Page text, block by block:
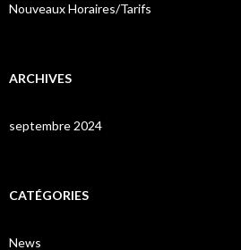
Nouveaux Horaires/Tarifs
ARCHIVES
septembre 2024
CATÉGORIES
News